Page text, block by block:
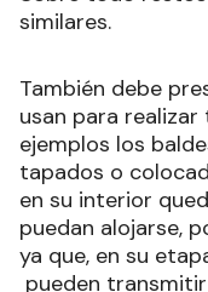
similares.
También debe
usan para
ejemplos los
tapados o
en su interior
puedan alojarse,
ya que, en su
pueden